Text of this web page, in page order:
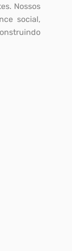
Nossos
social,